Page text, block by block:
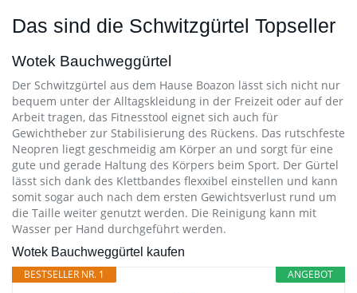
Das sind die Schwitzgürtel Topseller
Wotek Bauchweggürtel
Der Schwitzgürtel aus dem Hause Boazon lässt sich nicht nur
bequem unter der Alltagskleidung in der Freizeit oder auf der
Arbeit tragen, das Fitnesstool eignet sich auch für
Gewichtheber zur Stabilisierung des Rückens. Das rutschfeste
Neopren liegt geschmeidig am Körper an und sorgt für eine
gute und gerade Haltung des Körpers beim Sport. Der Gürtel
lässt sich dank des Klettbandes flexxibel einstellen und kann
somit sogar auch nach dem ersten Gewichtsverlust rund um
die Taille weiter genutzt werden. Die Reinigung kann mit
Wasser per Hand durchgeführt werden.
Wotek Bauchweggürtel kaufen
ANGEBOT
BESTSELLER NR. 1